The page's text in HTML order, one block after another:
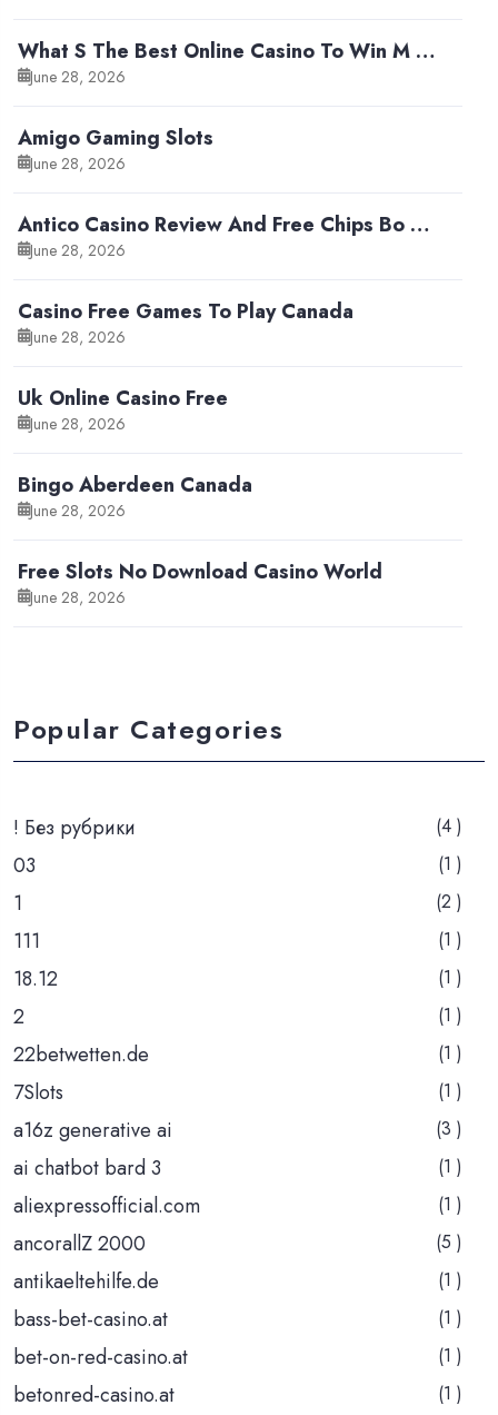
What S The Best Online Casino To Win M …
June 28, 2026
Amigo Gaming Slots
June 28, 2026
Antico Casino Review And Free Chips Bo …
June 28, 2026
Casino Free Games To Play Canada
June 28, 2026
Uk Online Casino Free
June 28, 2026
Bingo Aberdeen Canada
June 28, 2026
Free Slots No Download Casino World
June 28, 2026
Popular Categories
! Без рубрики (4 )
03 (1 )
1 (2 )
111 (1 )
18.12 (1 )
2 (1 )
22betwetten.de (1 )
7Slots (1 )
a16z generative ai (3 )
ai chatbot bard 3 (1 )
aliexpressofficial.com (1 )
ancorallZ 2000 (5 )
antikaeltehilfe.de (1 )
bass-bet-casino.at (1 )
bet-on-red-casino.at (1 )
betonred-casino.at (1 )